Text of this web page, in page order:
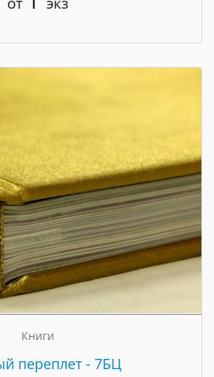
Книги
переплет - 7БЦ